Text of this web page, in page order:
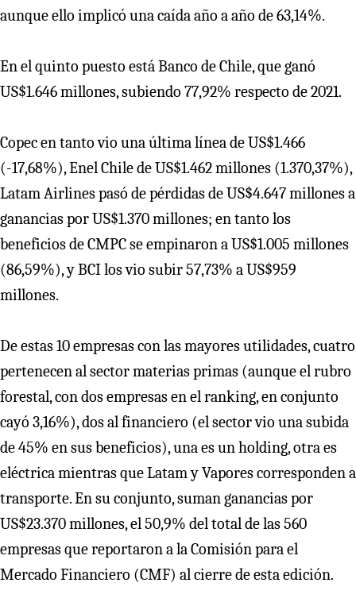
aunque ello implicó una caída año a año de 63,14%.
En el quinto puesto está Banco de Chile, que ganó
US$1.646 millones, subiendo 77,92% respecto de 2021.
Copec en tanto vio una última línea de US$1.466
(-17,68%), Enel Chile de US$1.462 millones (1.370,37%),
Latam Airlines pasó de pérdidas de US$4.647 millones a
ganancias por US$1.370 millones; en tanto los
beneficios de CMPC se empinaron a US$1.005 millones
(86,59%), y BCI los vio subir 57,73% a US$959
millones.
De estas 10 empresas con las mayores utilidades, cuatro
pertenecen al sector materias primas (aunque el rubro
forestal, con dos empresas en el ranking, en conjunto
cayó 3,16%), dos al financiero (el sector vio una subida
de 45% en sus beneficios), una es un holding, otra es
eléctrica mientras que Latam y Vapores corresponden a
transporte. En su conjunto, suman ganancias por
US$23.370 millones, el 50,9% del total de las 560
empresas que reportaron a la Comisión para el
Mercado Financiero (CMF) al cierre de esta edición.